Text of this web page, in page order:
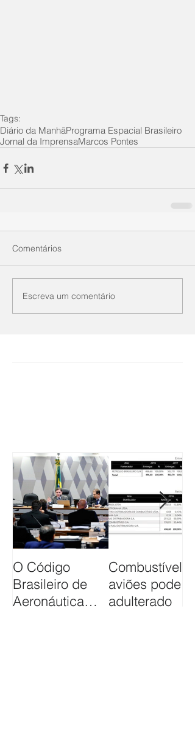
Tags:
Diário da ManhãPrograma Espacial Brasileiro
Jornal da ImprensaMarcos Pontes
Comentários
Escreva um comentário
O Código
Brasileiro de
Aeronáutica
Combustível
aviões pode
adulterado